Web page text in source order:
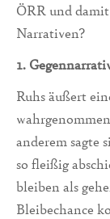
ÖRR und
Narrativen?
1.
Ruhs äußert
anderem sagte
so fleißig
bleiben als
Bleibechance